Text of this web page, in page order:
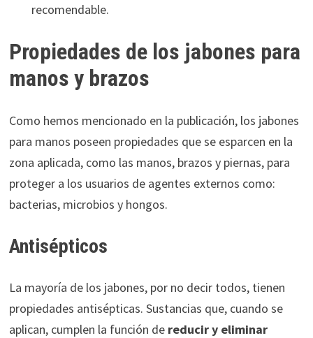
recomendable.
Propiedades de los jabones para
manos y brazos
Como hemos mencionado en la publicación, los jabones
para manos poseen propiedades que se esparcen en la
zona aplicada, como las manos, brazos y piernas, para
proteger a los usuarios de agentes externos como:
bacterias, microbios y hongos.
Antisépticos
La mayoría de los jabones, por no decir todos, tienen
propiedades antisépticas. Sustancias que, cuando se
aplican, cumplen la función de reducir y eliminar